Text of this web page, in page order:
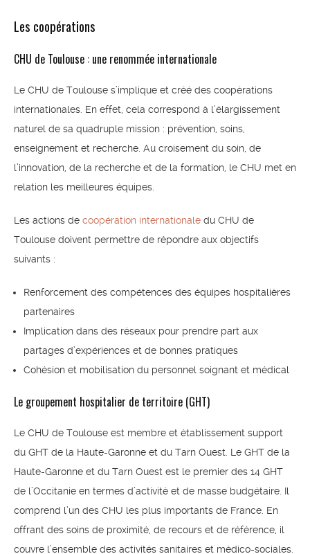
Les coopérations
CHU de Toulouse : une renommée internationale
Le CHU de Toulouse s’implique et créé des coopérations
internationales. En effet, cela correspond à l’élargissement
naturel de sa quadruple mission : prévention, soins,
enseignement et recherche. Au croisement du soin, de
l’innovation, de la recherche et de la formation, le CHU met en
relation les meilleures équipes.
Les actions de coopération internationale du CHU de
Toulouse doivent permettre de répondre aux objectifs
suivants :
Renforcement des compétences des équipes hospitalières
partenaires
Implication dans des réseaux pour prendre part aux
partages d’expériences et de bonnes pratiques
Cohésion et mobilisation du personnel soignant et médical
Le groupement hospitalier de territoire (GHT)
Le CHU de Toulouse est membre et établissement support
du GHT de la Haute-Garonne et du Tarn Ouest. Le GHT de la
Haute-Garonne et du Tarn Ouest est le premier des 14 GHT
de l’Occitanie en termes d’activité et de masse budgétaire. Il
comprend l’un des CHU les plus importants de France. En
offrant des soins de proximité, de recours et de référence, il
couvre l’ensemble des activités sanitaires et médico-sociales.